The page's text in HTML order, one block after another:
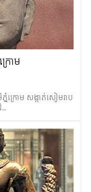
រោម
នំក្រោម សង្កាត់សៀមរាប